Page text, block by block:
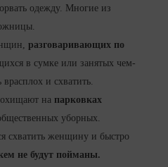
одежду. Многие из
разговаривающих по
в сумке или занятых чем-
врасплох и схватить.
на парковках
уборных.
схватить женщину и быстро
не будут пойманы.